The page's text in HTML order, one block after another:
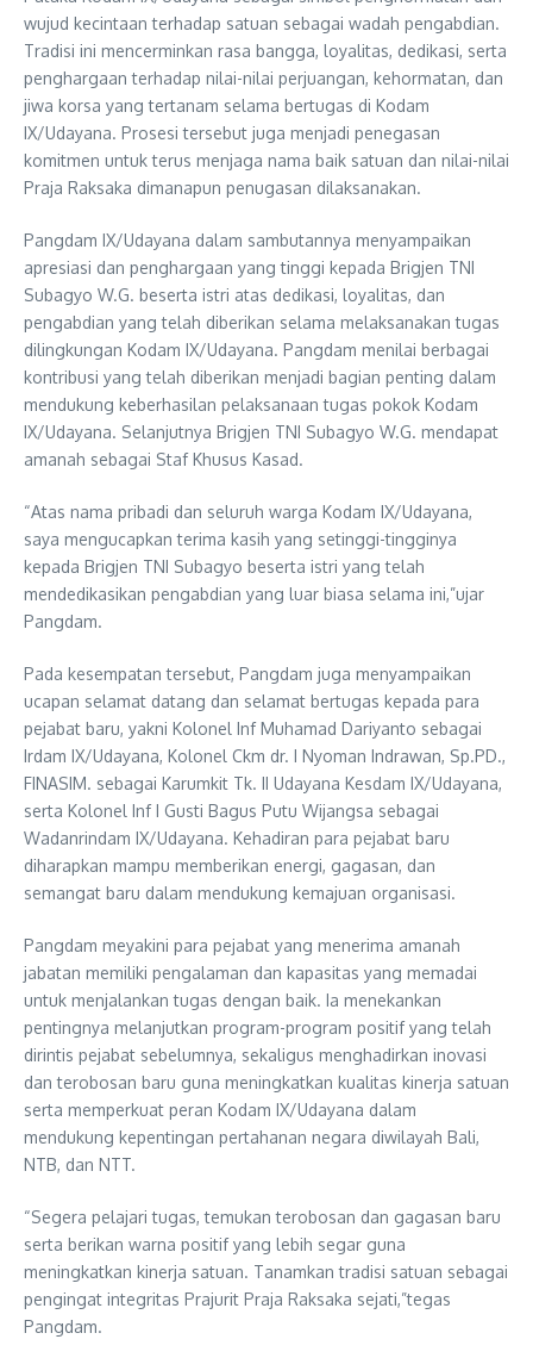
wujud kecintaan terhadap satuan sebagai wadah pengabdian.
Tradisi ini mencerminkan rasa bangga, loyalitas, dedikasi, serta
penghargaan terhadap nilai-nilai perjuangan, kehormatan, dan
jiwa korsa yang tertanam selama bertugas di Kodam
IX/Udayana. Prosesi tersebut juga menjadi penegasan
komitmen untuk terus menjaga nama baik satuan dan nilai-nilai
Praja Raksaka dimanapun penugasan dilaksanakan.
Pangdam IX/Udayana dalam sambutannya menyampaikan
apresiasi dan penghargaan yang tinggi kepada Brigjen TNI
Subagyo W.G. beserta istri atas dedikasi, loyalitas, dan
pengabdian yang telah diberikan selama melaksanakan tugas
dilingkungan Kodam IX/Udayana. Pangdam menilai berbagai
kontribusi yang telah diberikan menjadi bagian penting dalam
mendukung keberhasilan pelaksanaan tugas pokok Kodam
IX/Udayana. Selanjutnya Brigjen TNI Subagyo W.G. mendapat
amanah sebagai Staf Khusus Kasad.
“Atas nama pribadi dan seluruh warga Kodam IX/Udayana,
saya mengucapkan terima kasih yang setinggi-tingginya
kepada Brigjen TNI Subagyo beserta istri yang telah
mendedikasikan pengabdian yang luar biasa selama ini,”ujar
Pangdam.
Pada kesempatan tersebut, Pangdam juga menyampaikan
ucapan selamat datang dan selamat bertugas kepada para
pejabat baru, yakni Kolonel Inf Muhamad Dariyanto sebagai
Irdam IX/Udayana, Kolonel Ckm dr. I Nyoman Indrawan, Sp.PD.,
FINASIM. sebagai Karumkit Tk. II Udayana Kesdam IX/Udayana,
serta Kolonel Inf I Gusti Bagus Putu Wijangsa sebagai
Wadanrindam IX/Udayana. Kehadiran para pejabat baru
diharapkan mampu memberikan energi, gagasan, dan
semangat baru dalam mendukung kemajuan organisasi.
Pangdam meyakini para pejabat yang menerima amanah
jabatan memiliki pengalaman dan kapasitas yang memadai
untuk menjalankan tugas dengan baik. Ia menekankan
pentingnya melanjutkan program-program positif yang telah
dirintis pejabat sebelumnya, sekaligus menghadirkan inovasi
dan terobosan baru guna meningkatkan kualitas kinerja satuan
serta memperkuat peran Kodam IX/Udayana dalam
mendukung kepentingan pertahanan negara diwilayah Bali,
NTB, dan NTT.
“Segera pelajari tugas, temukan terobosan dan gagasan baru
serta berikan warna positif yang lebih segar guna
meningkatkan kinerja satuan. Tanamkan tradisi satuan sebagai
pengingat integritas Prajurit Praja Raksaka sejati,”tegas
Pangdam.